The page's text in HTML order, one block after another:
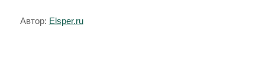
Автор: Elsper.ru